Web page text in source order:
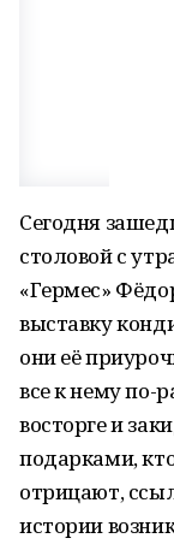
Сегодня
столовой с
«Гермес»
выставку
они её
все к нему по-
восторге и
подарками,
отрицают,
истории